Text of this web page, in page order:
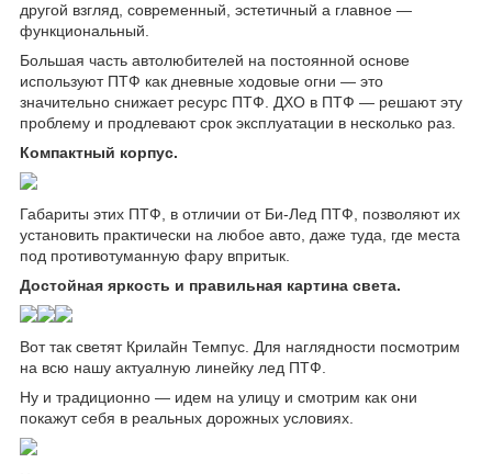
другой взгляд, современный, эстетичный а главное —
функциональный.
Большая часть автолюбителей на постоянной основе
используют ПТФ как дневные ходовые огни — это
значительно снижает ресурс ПТФ. ДХО в ПТФ — решают эту
проблему и продлевают срок эксплуатации в несколько раз.
Компактный корпус.
Габариты этих ПТФ, в отличии от Би-Лед ПТФ, позволяют их
установить практически на любое авто, даже туда, где места
под противотуманную фару впритык.
Достойная яркость и правильная картина света.
Вот так светят Крилайн Темпус. Для наглядности посмотрим
на всю нашу актуалную линейку лед ПТФ.
Ну и традиционно — идем на улицу и смотрим как они
покажут себя в реальных дорожных условиях.